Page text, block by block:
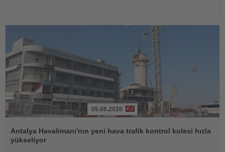
Oku
05.08.2026
Antalya Havalimanı'nın yeni hava trafik kontrol kulesi hızla
yükseliyor